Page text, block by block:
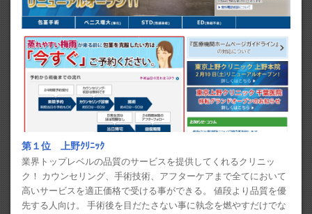
第１位 上野ｸﾘﾆｯｸ
業界トップレベルの品質のサービスを提供してくれるクリニッ
ク！ カウンセリング、手術技術、アフターケアまで全てにおいて
高いサービスを適正価格で受ける事ができる。 値段より品質を優
先する人向け。 手術後を目だたさない事に執念を燃やすだけでな